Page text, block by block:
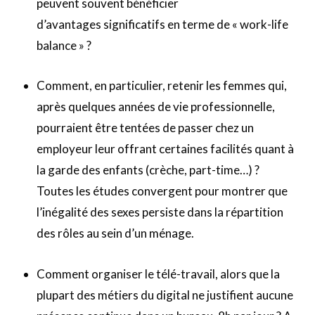
peuvent souvent bénéficier
d’avantages significatifs en terme de « work-life
balance » ?
Comment, en particulier, retenir les femmes qui,
après quelques années de vie professionnelle,
pourraient être tentées de passer chez un
employeur leur offrant certaines facilités quant à
la garde des enfants (crèche, part-time…) ?
Toutes les études convergent pour montrer que
l’inégalité des sexes persiste dans la répartition
des rôles au sein d’un ménage.
Comment organiser le télé-travail, alors que la
plupart des métiers du digital ne justifient aucune